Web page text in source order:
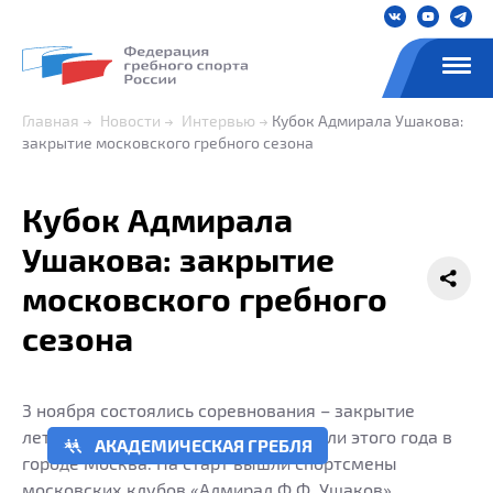
Главная Новости Интервью
Кубок Адмирала Ушакова:
закрытие московского гребного сезона
Кубок Адмирала
Ушакова: закрытие
московского гребного
сезона
АКАДЕМИЧЕСКАЯ ГРЕБЛЯ
‍3 ноября состоялись соревнования – закрытие
летнего сезона академической гребли этого года в
городе Москва. На старт вышли спортсмены